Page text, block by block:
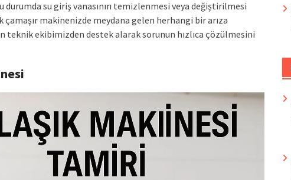
durumda su giriş vanasının temizlenmesi veya değiştirilmesi
makinenizde meydana gelen herhangi bir arıza
teknik ekibimizden destek alarak sorunun hızlıca çözülmesini